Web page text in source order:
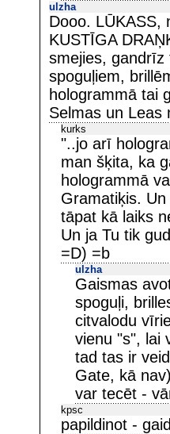
ulzha
Dooo. LŪKASS,
KUSTĪGA
smejies, gandrīz
spoguļiem,
hologrammā tai
Selmas un Leas
kurks
"..jo arī
man šķita, ka
hologrammā
Gramatiķis.
tāpat kā laiks
Un ja Tu tik
=D) =b
ulzha
Gaismas
spoguļi,
citvalodu
vienu "s", lai
tad tas ir
Gate, kā
var tecēt -
kpsc
papildinot -